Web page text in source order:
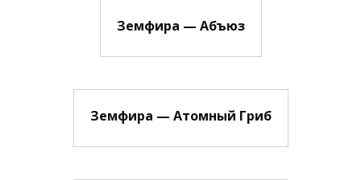
Земфира — Абъюз
Земфира — Атомный Гриб